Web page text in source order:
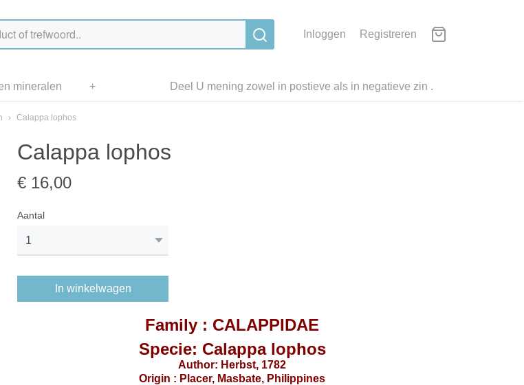
Inloggen Registreren
Deel U mening zowel in postieve als in negatieve zin .
mineralen +
› Calappa lophos
Calappa lophos
€ 16,00
Aantal
In winkelwagen
Family : CALAPPIDAE
Specie: Calappa lophos
Author: Herbst, 1782
Origin : Placer, Masbate, Philippines